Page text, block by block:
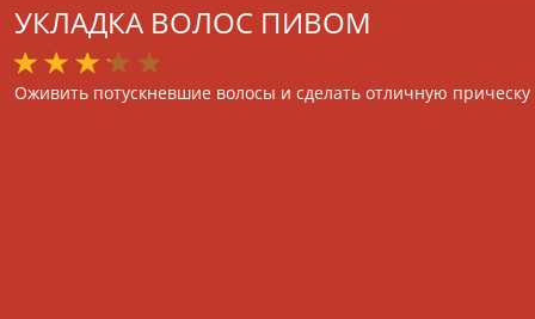
УКЛАДКА ВОЛОС ПИВОМ
Оживить потускневшие волосы и сделать отличную